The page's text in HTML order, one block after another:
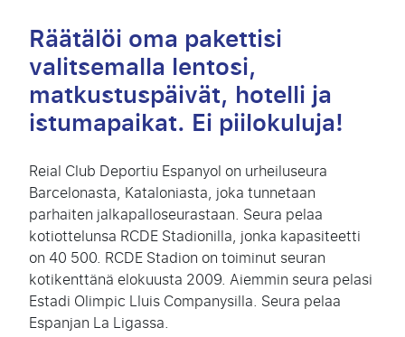
Räätälöi oma pakettisi
valitsemalla lentosi,
matkustuspäivät, hotelli ja
istumapaikat. Ei piilokuluja!
Reial Club Deportiu Espanyol on urheiluseura
Barcelonasta, Kataloniasta, joka tunnetaan
parhaiten jalkapalloseurastaan. Seura pelaa
kotiottelunsa RCDE Stadionilla, jonka kapasiteetti
on 40 500. RCDE Stadion on toiminut seuran
kotikenttänä elokuusta 2009. Aiemmin seura pelasi
Estadi Olimpic Lluis Companysilla. Seura pelaa
Espanjan La Ligassa.